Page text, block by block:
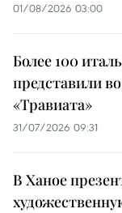
01/08/2026 03:00
Более 100
представили
«Травиата»
31/07/2026 09:31
В Ханое